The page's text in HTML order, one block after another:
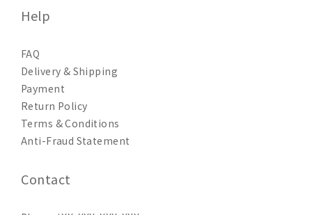
Help
FAQ
Delivery & Shipping
Payment
Return Policy
Terms & Conditions
Anti-Fraud Statement
Contact